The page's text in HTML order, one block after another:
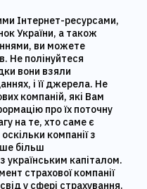
Інтернет-ресурсами,
України, а також
ви можете
Не полінуйтеся
вони взяли
і її джерела. Не
компаній, які Вам
про їх поточну
на те, хто саме є
компанії з
більш
українським капіталом.
страхової компанії
у сфері страхування.